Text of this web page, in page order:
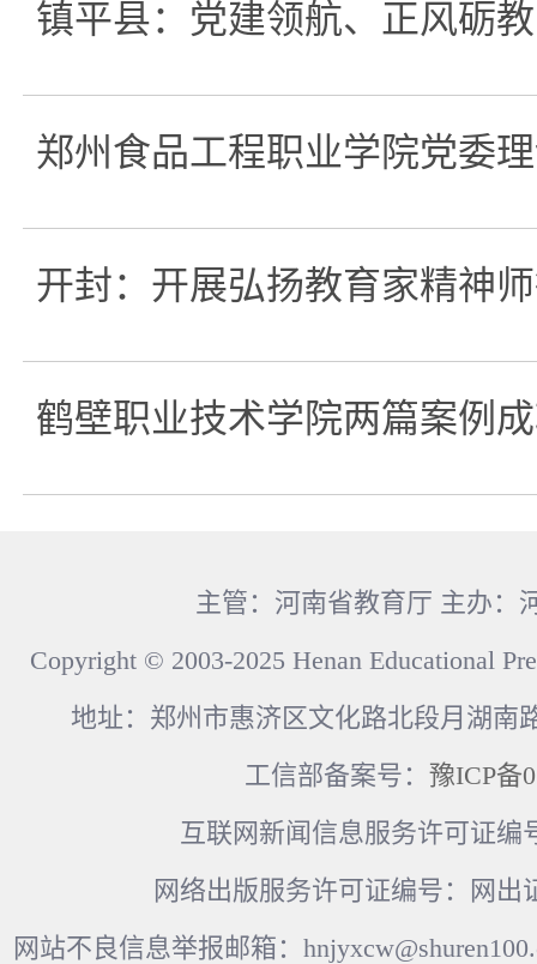
镇平县：党建领航、正风砺
郑州食品工程职业学院党委
开封：开展弘扬教育家精神
鹤壁职业技术学院两篇案例
主管：河南省教育厅 主办：
Copyright © 2003-2025 Henan Educational
地址：郑州市惠济区文化路北段月湖南
工信部备案号： 豫ICP备
互联网新闻信息服务许可证编
网络出版服务许可证编号：网出
网站不良信息举报邮箱：